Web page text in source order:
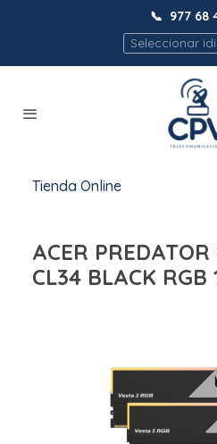
📞 977 68
Seleccionar
Tienda Online
ACER
CL34 BLACK RGB